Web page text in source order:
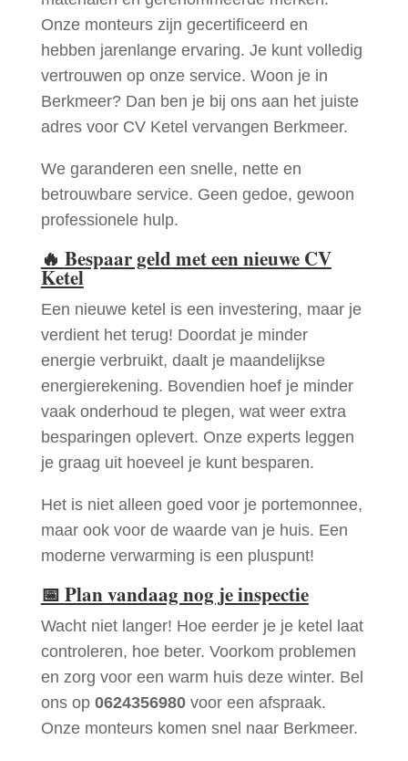
Onze monteurs zijn gecertificeerd en
hebben jarenlange ervaring. Je kunt volledig
vertrouwen op onze service. Woon je in
Berkmeer? Dan ben je bij ons aan het juiste
adres voor CV Ketel vervangen Berkmeer.
We garanderen een snelle, nette en
betrouwbare service. Geen gedoe, gewoon
professionele hulp.
🔥 Bespaar geld met een nieuwe CV
Ketel
Een nieuwe ketel is een investering, maar je
verdient het terug! Doordat je minder
energie verbruikt, daalt je maandelijkse
energierekening. Bovendien hoef je minder
vaak onderhoud te plegen, wat weer extra
besparingen oplevert. Onze experts leggen
je graag uit hoeveel je kunt besparen.
Het is niet alleen goed voor je portemonnee,
maar ook voor de waarde van je huis. Een
moderne verwarming is een pluspunt!
📅 Plan vandaag nog je inspectie
Wacht niet langer! Hoe eerder je je ketel laat
controleren, hoe beter. Voorkom problemen
en zorg voor een warm huis deze winter. Bel
ons op 0624356980voor een afspraak.
Onze monteurs komen snel naar Berkmeer.